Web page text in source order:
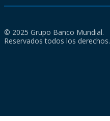
© 2025 Grupo Banco Mundial.
Reservados todos los derechos.